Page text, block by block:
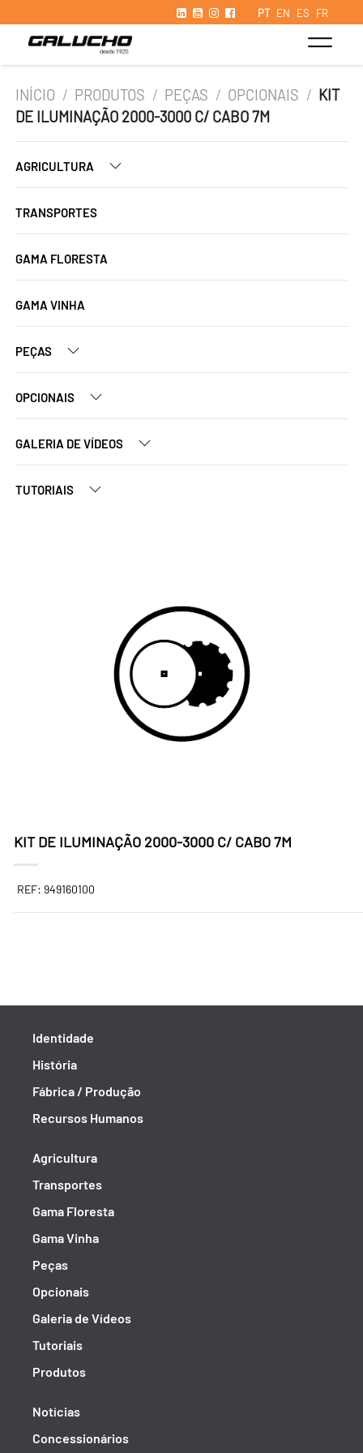
PT EN ES FR
INÍCIO / PRODUTOS / PEÇAS / OPCIONAIS / KIT
DE ILUMINAÇÃO 2000-3000 C/ CABO 7M
AGRICULTURA
TRANSPORTES
GAMA FLORESTA
GAMA VINHA
PEÇAS
OPCIONAIS
GALERIA DE VÍDEOS
TUTORIAIS
KIT DE ILUMINAÇÃO 2000-3000 C/ CABO 7M
REF: 949160100
Identidade
História
Fábrica / Produção
Recursos Humanos
Agricultura
Transportes
Gama Floresta
Gama Vinha
Peças
Opcionais
Galeria de Vídeos
Tutoriais
Produtos
Notícias
Concessionários